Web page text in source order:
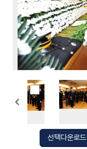
선택다운로드